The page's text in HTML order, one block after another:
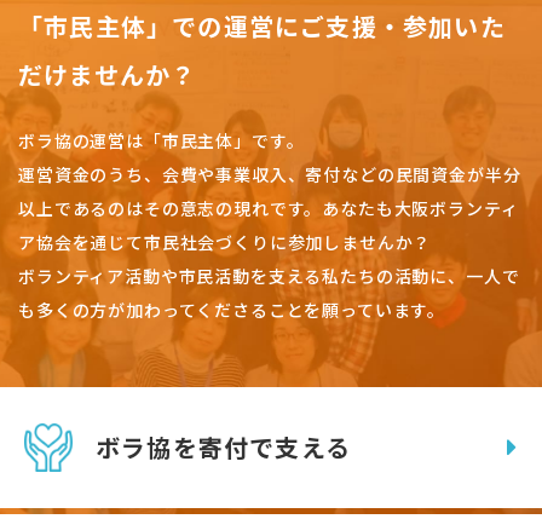
「市民主体」での運営にご支援・参加いた
だけませんか？
ボラ協の運営は「市民主体」です。
運営資金のうち、会費や事業収入、寄付などの民間資金が半分
以上であるのはその意志の現れです。 あなたも大阪ボランティ
ア協会を通じて市民社会づくりに参加しませんか？
ボランティア活動や市民活動を支える私たちの活動に、一人で
も多くの方が加わってくださることを願っています。
ボラ協を寄付で支える